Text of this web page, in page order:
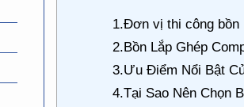
1.Đơn vị thi công bồn
2.Bồn Lắp Ghép
3.Ưu Điểm Nổi Bật
4.Tại Sao Nên Chọn